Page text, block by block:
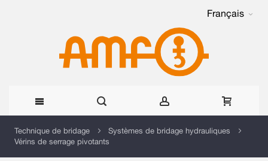
Français
Allez
Technique de bridage
Systèmes de bridage hydrauliques
Vérins de serrage pivotants